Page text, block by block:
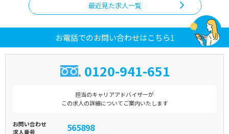
最近見た求人一覧
お電話でのお問い合わせはこちら1
0120-941-651
担当のキャリアアドバイザーが
この求人の詳細についてご案内いたします
お問い合わせ
求人番号
565898